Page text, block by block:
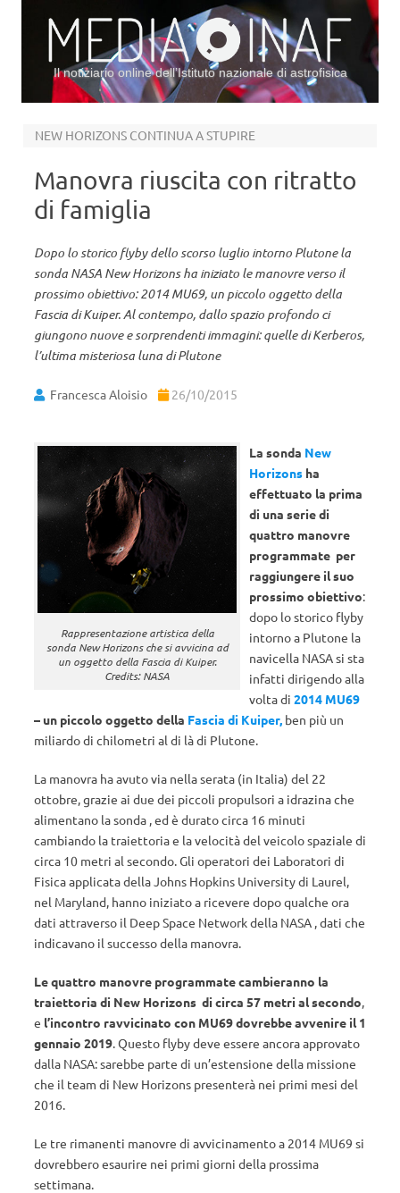
Il notiziario online dell’Istituto nazionale di astrofisica
NEW HORIZONS CONTINUA A STUPIRE
Manovra riuscita con ritratto
di famiglia
Dopo lo storico flyby dello scorso luglio intorno Plutone la
sonda NASA New Horizons ha iniziato le manovre verso il
prossimo obiettivo: 2014 MU69, un piccolo oggetto della
Fascia di Kuiper. Al contempo, dallo spazio profondo ci
giungono nuove e sorprendenti immagini: quelle di Kerberos,
l’ultima misteriosa luna di Plutone
Francesca Aloisio 26/10/2015
Rappresentazione artistica della
sonda New Horizons che si avvicina ad
un oggetto della Fascia di Kuiper.
Credits: NASA
La sonda New
Horizons ha
effettuato la prima
di una serie di
quattro manovre
programmate per
raggiungere il suo
prossimo obiettivo:
dopo lo storico flyby
intorno a Plutone la
navicella NASA si sta
infatti dirigendo alla
volta di2014 MU69
– un piccolo oggetto della Fascia di Kuiper, ben più un
miliardo di chilometri al di là di Plutone.
La manovra ha avuto via nella serata (in Italia) del 22
ottobre, grazie ai due dei piccoli propulsori a idrazina che
alimentano la sonda , ed è durato circa 16 minuti
cambiando la traiettoria e la velocità del veicolo spaziale di
circa 10 metri al secondo. Gli operatori dei Laboratori di
Fisica applicata della Johns Hopkins University di Laurel,
nel Maryland, hanno iniziato a ricevere dopo qualche ora
dati attraverso il Deep Space Network della NASA , dati che
indicavano il successo della manovra.
Le quattro manovre programmate cambieranno la
traiettoria di New Horizons di circa 57 metri al secondo,
e l’incontro ravvicinato con MU69 dovrebbe avvenire il 1
gennaio 2019. Questo flyby deve essere ancora approvato
dalla NASA: sarebbe parte di un’estensione della missione
che il team di New Horizons presenterà nei primi mesi del
2016.
Le tre rimanenti manovre di avvicinamento a 2014 MU69 si
dovrebbero esaurire nei primi giorni della prossima
settimana.